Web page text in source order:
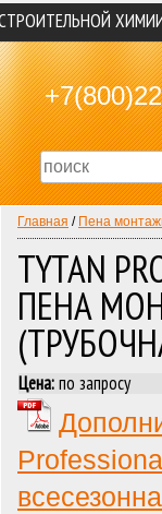
Главная / Пена
TYTAN
ПЕНА
Цена:по запросу